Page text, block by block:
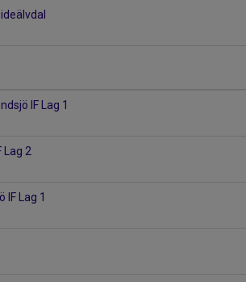
IF Lag 1
Lag 2
IF Lag 1